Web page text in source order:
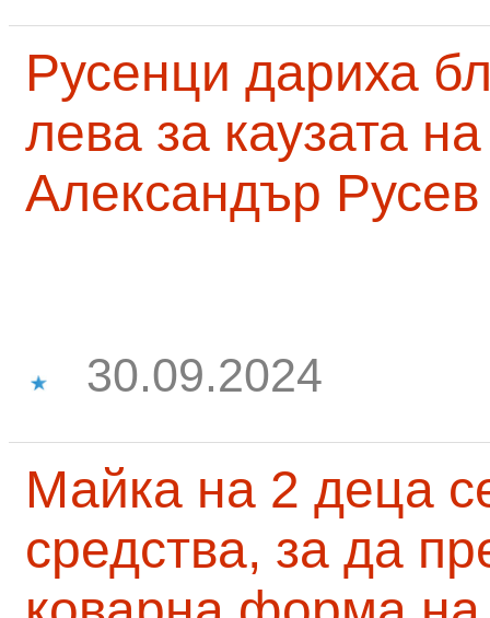
Русенци дариха
лева за каузата
Александър Русев
30.09.2024
Майка на 2 деца
средства, за да